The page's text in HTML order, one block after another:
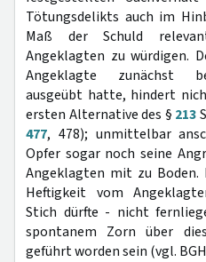
Tötungsdelikts auch im
Maß der Schuld
Angeklagten zu würdigen.
Angeklagte zunächst
ausgeübt hatte, hindert
ersten Alternative des § 213
477, 478); unmittelbar
Opfer sogar noch seine
Angeklagten mit zu
Heftigkeit vom
Stich dürfte - nicht
spontanem Zorn über
geführt worden sein (vgl. BGH